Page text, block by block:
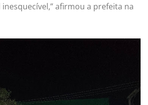
afirmou a prefeita na